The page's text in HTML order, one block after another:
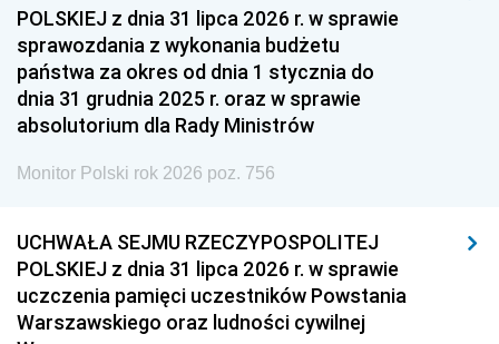
1951 1950
1948 1947 1946
1939 1938
POLSKIEJ z dnia 31 lipca 2026 r. w sprawie
sprawozdania z wykonania budżetu
państwa za okres od dnia 1 stycznia do
dnia 31 grudnia 2025 r. oraz w sprawie
absolutorium dla Rady Ministrów
Monitor Polski rok 2026 poz. 756
UCHWAŁA SEJMU RZECZYPOSPOLITEJ
POLSKIEJ z dnia 31 lipca 2026 r. w sprawie
uczczenia pamięci uczestników Powstania
Warszawskiego oraz ludności cywilnej